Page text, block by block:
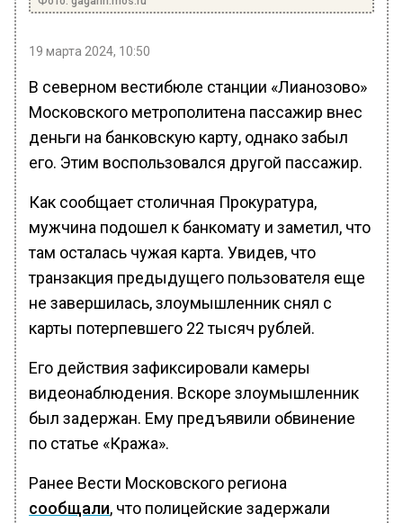
19 марта 2024, 10:50
В северном вестибюле станции «Лианозово»
Московского метрополитена пассажир внес
деньги на банковскую карту, однако забыл
его. Этим воспользовался другой пассажир.
Как сообщает столичная Прокуратура,
мужчина подошел к банкомату и заметил, что
там осталась чужая карта. Увидев, что
транзакция предыдущего пользователя еще
не завершилась, злоумышленник снял с
карты потерпевшего 22 тысяч рублей.
Его действия зафиксировали камеры
видеонаблюдения. Вскоре злоумышленник
был задержан. Ему предъявили обвинение
по статье «Кража».
Ранее Вести Московского региона
сообщали, что полицейские задержали